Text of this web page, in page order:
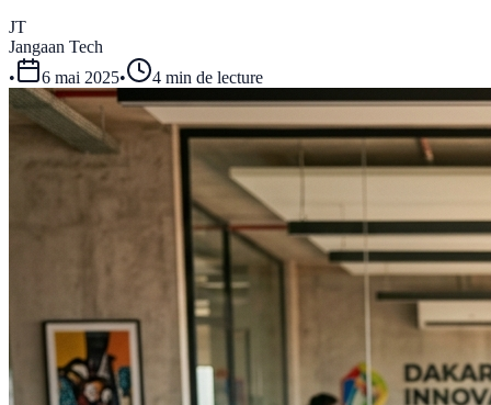
JT
Jangaan Tech
•
6 mai 2025• 4 min de lecture